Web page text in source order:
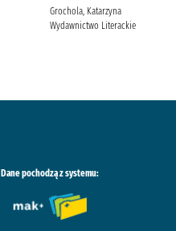
Grochola, Katarzyna
Wydawnictwo Literackie
Dane pochodzą z systemu: